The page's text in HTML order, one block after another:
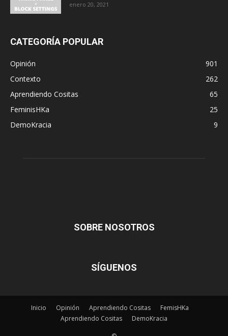
enero 20, 2021
CATEGORÍA POPULAR
Opinión
901
Contexto
262
Aprendiendo Cositas
65
FeminisHKa
25
DemoKracia
9
SOBRE NOSOTROS
SÍGUENOS
Inicio Opinión Aprendiendo Cositas
FemisHKa
Aprendiendo Cositas
DemoKracia